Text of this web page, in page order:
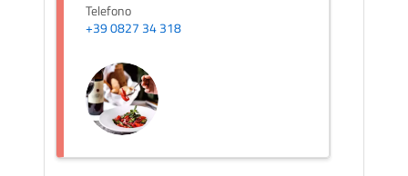
Telefono
+39 0827 34 318